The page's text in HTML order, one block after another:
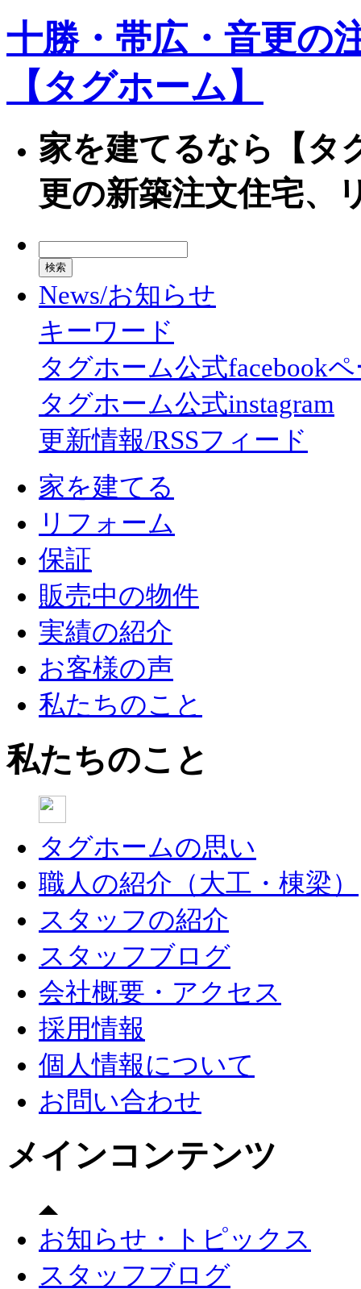
十勝・帯広・音更の
【タグホーム】
家を建てるなら【タ
更の新築注文住宅、
News/お知らせ
キーワード
タグホーム公式facebook
タグホーム公式instagram
更新情報/RSSフィード
家を建てる
リフォーム
保証
販売中の物件
実績の紹介
お客様の声
私たちのこと
私たちのこと
タグホームの思い
職人の紹介（大工・棟梁）
スタッフの紹介
スタッフブログ
会社概要・アクセス
採用情報
個人情報について
お問い合わせ
メインコンテンツ
お知らせ・トピックス
スタッフブログ